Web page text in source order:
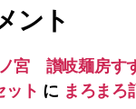
ント
宮 讃岐麺房す
ット に まろまろ